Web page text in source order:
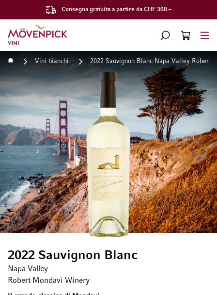
Consegna gratuita a partire da CHF 300.–
Vai alla Home Page
CERCA
CART
Home Vini bianchi 2022 Sauvignon Blanc Napa Valley Robert
2022 Sauvignon Blanc
Napa Valley
Robert Mondavi Winery
Vai alla fine della galleria di immagini
Vai all'inizio della galleria